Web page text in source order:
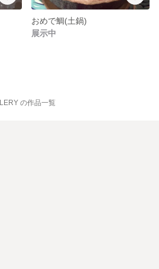
おめで鯛(土鍋)
展示中
の作品一覧